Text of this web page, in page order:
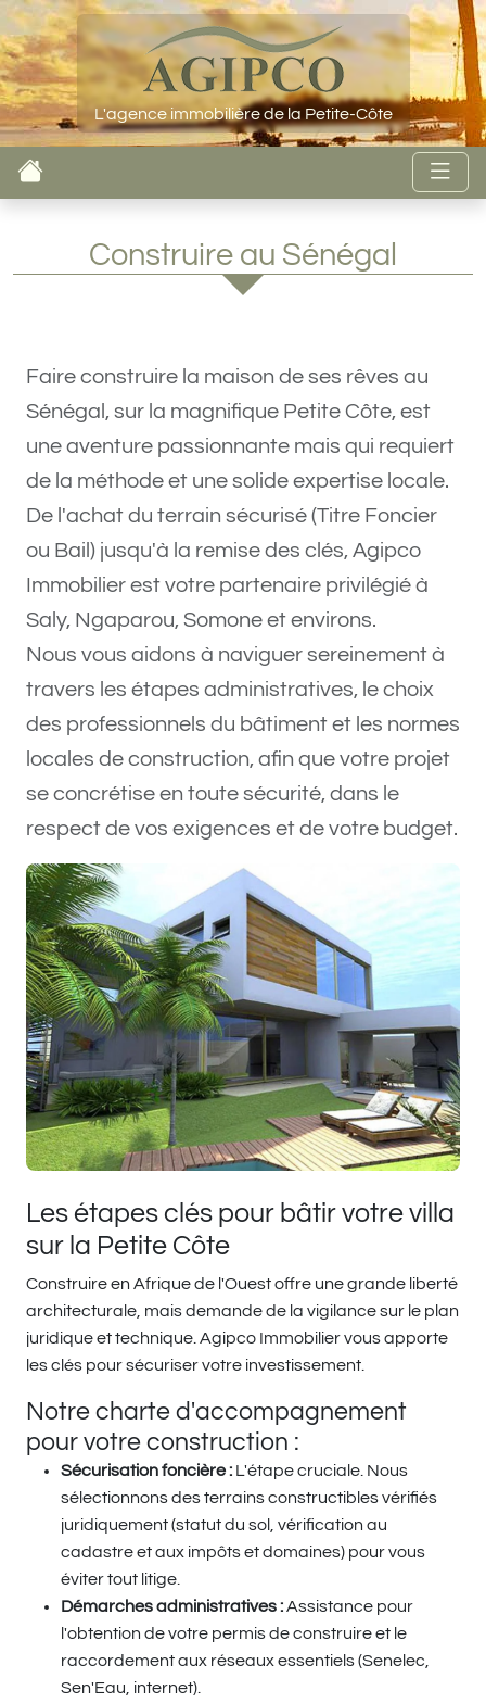
L'agence immobilière de la Petite-Côte
Construire au Sénégal
Faire construire la maison de ses rêves au
Sénégal, sur la magnifique Petite Côte, est
une aventure passionnante mais qui requiert
de la méthode et une solide expertise locale.
De l'achat du terrain sécurisé (Titre Foncier
ou Bail) jusqu'à la remise des clés, Agipco
Immobilier est votre partenaire privilégié à
Saly, Ngaparou, Somone et environs.
Nous vous aidons à naviguer sereinement à
travers les étapes administratives, le choix
des professionnels du bâtiment et les normes
locales de construction, afin que votre projet
se concrétise en toute sécurité, dans le
respect de vos exigences et de votre budget.
Les étapes clés pour bâtir votre villa
sur la Petite Côte
Construire en Afrique de l'Ouest offre une grande liberté
architecturale, mais demande de la vigilance sur le plan
juridique et technique. Agipco Immobilier vous apporte
les clés pour sécuriser votre investissement.
Notre charte d'accompagnement
pour votre construction :
Sécurisation foncière : L'étape cruciale. Nous
sélectionnons des terrains constructibles vérifiés
juridiquement (statut du sol, vérification au
cadastre et aux impôts et domaines) pour vous
éviter tout litige.
Démarches administratives :Assistance pour
l'obtention de votre permis de construire et le
raccordement aux réseaux essentiels (Senelec,
Sen'Eau, internet).